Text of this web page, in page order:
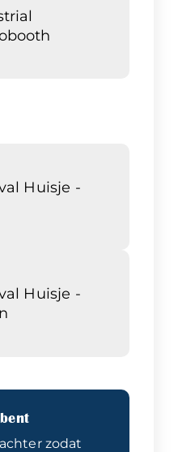
Huisje -
Huisje -
zodat